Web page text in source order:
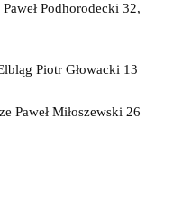
Paweł Podhorodecki 32,
Piotr Głowacki 13
Paweł Miłoszewski 26